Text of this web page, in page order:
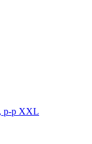
р-р XXL